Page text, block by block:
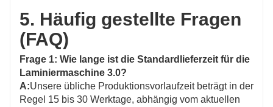
5. Häufig gestellte Fragen
(FAQ)
Frage 1: Wie lange ist die Standardlieferzeit für die
Laminiermaschine 3.0?
A:Unsere übliche Produktionsvorlaufzeit beträgt in der
Regel 15 bis 30 Werktage, abhängig vom aktuellen